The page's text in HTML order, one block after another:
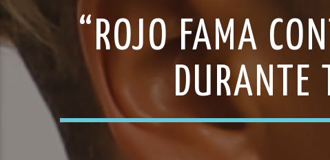
“ROJO FAMA
DURANTE